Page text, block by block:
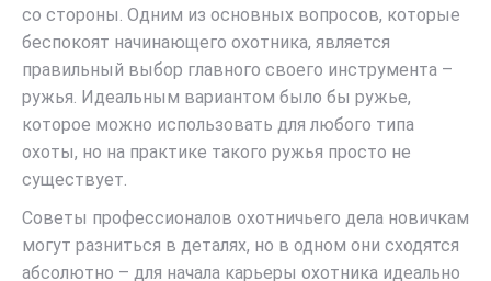
со стороны. Одним из основных вопросов, которые
беспокоят начинающего охотника, является
правильный выбор главного своего инструмента –
ружья. Идеальным вариантом было бы ружье,
которое можно использовать для любого типа
охоты, но на практике такого ружья просто не
существует.
Советы профессионалов охотничьего дела новичкам
могут разниться в деталях, но в одном они сходятся
абсолютно – для начала карьеры охотника идеально